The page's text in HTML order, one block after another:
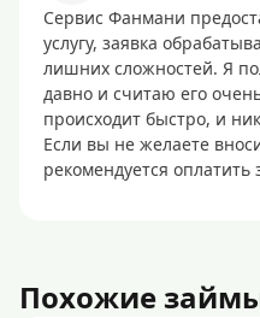
Сервис Фанмани
услугу, заявка
лишних сложностей. Я
давно и считаю его
происходит быстро, и
Если вы не желаете
рекомендуется
Похожие